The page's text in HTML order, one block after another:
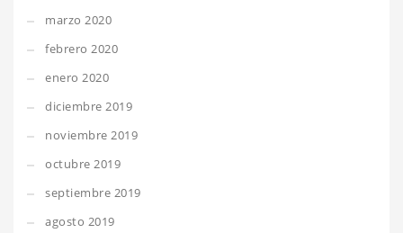
marzo 2020
febrero 2020
enero 2020
diciembre 2019
noviembre 2019
octubre 2019
septiembre 2019
agosto 2019